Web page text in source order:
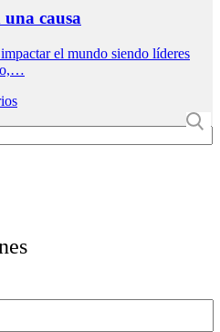
una causa
el mundo siendo líderes